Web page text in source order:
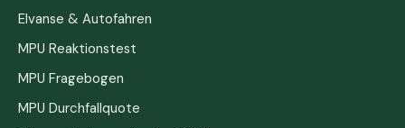
Elvanse & Autofahren
MPU Reaktionstest
MPU Fragebogen
MPU Durchfallquote